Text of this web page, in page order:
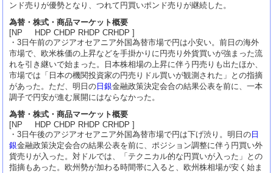
ンド売りが優勢となり、つれて円買いポンド売りが継続した。
為替・株式・商品マーケット概要
[NP HDP CHDP RHDP CRHDP ]
・3日午前のアジアオセアニア外国為替市場で円は小安い。前日の海外
市場で、欧米株価の上昇などを手掛かりに円売り外貨買いが強まった流
れを引き継いで始まった。日本株相場の上昇に伴う円売りも出たほか、
市場では「日本の機関投資家の円売りドル買いが観測された」との指摘
があった。ただ、明日の 日銀金融政策決定会合の結果公表を前に、一本
調子で円安が進む展開にはならなかった。
為替・株式・商品マーケット概要
[NP HDP CHDP RHDP CRHDP ]
・3日午後のアジアオセアニア外国為替市場で円は下げ渋り。明日の 日
銀金融政策決定会合の結果公表を前に、ポジション調整に伴う円買い外
貨売りが入った。対ドルでは、「テクニカル的な円買いが入った」との
指摘もあった。欧州勢が加わる時間帯に入ると、欧州株相場が安く始ま